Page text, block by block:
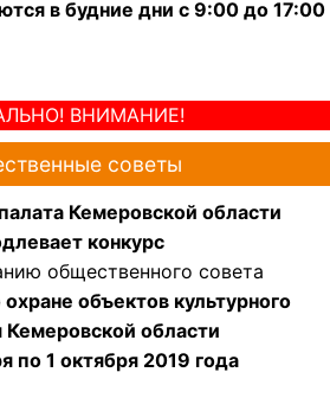
в будние дни с 9:00 до 17:00
ВНИМАНИЕ!
советы
Кемеровской области
конкурс
общественного совета
объектов культурного
Кемеровской области
по 1 октября 2019 года